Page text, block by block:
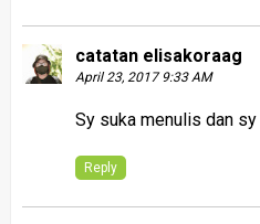
catatan elisakoraag
April 23, 2017 9:33 AM
Sy suka menulis dan
Reply